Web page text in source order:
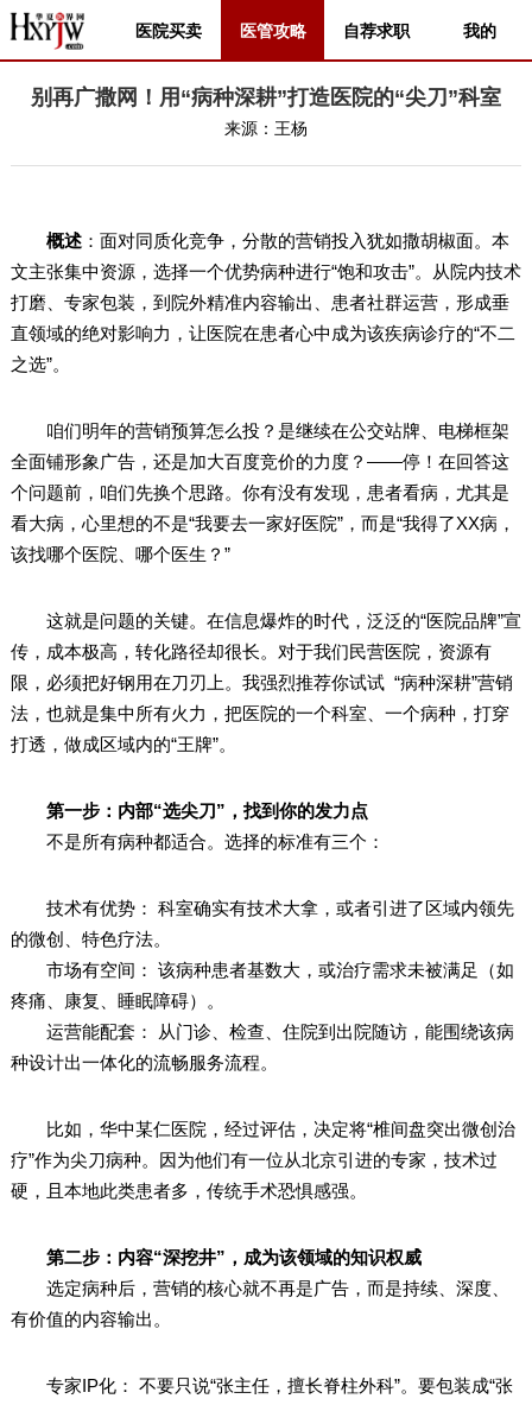
医院买卖 医管攻略 自荐求职 我的
别再广撒网！用“病种深耕”打造医院的“尖刀”科室
来源： 王杨
概述：面对同质化竞争，分散的营销投入犹如撒胡椒面。本
文主张集中资源，选择一个优势病种进行“饱和攻击”。从院内技术
打磨、专家包装，到院外精准内容输出、患者社群运营，形成垂
直领域的绝对影响力，让医院在患者心中成为该疾病诊疗的“不二
之选”。
咱们明年的营销预算怎么投？是继续在公交站牌、电梯框架
全面铺形象广告，还是加大百度竞价的力度？——停！在回答这
个问题前，咱们先换个思路。你有没有发现，患者看病，尤其是
看大病，心里想的不是“我要去一家好医院”，而是“我得了XX病，
该找哪个医院、哪个医生？”
这就是问题的关键。在信息爆炸的时代，泛泛的“医院品牌”宣
传，成本极高，转化路径却很长。对于我们民营医院，资源有
限，必须把好钢用在刀刃上。我强烈推荐你试试 “病种深耕”营销
法，也就是集中所有火力，把医院的一个科室、一个病种，打穿
打透，做成区域内的“王牌”。
第一步：内部“选尖刀”，找到你的发力点
不是所有病种都适合。选择的标准有三个：
技术有优势： 科室确实有技术大拿，或者引进了区域内领先
的微创、特色疗法。
市场有空间： 该病种患者基数大，或治疗需求未被满足（如
疼痛、康复、睡眠障碍）。
运营能配套： 从门诊、检查、住院到出院随访，能围绕该病
种设计出一体化的流畅服务流程。
比如，华中某仁医院，经过评估，决定将“椎间盘突出微创治
疗”作为尖刀病种。因为他们有一位从北京引进的专家，技术过
硬，且本地此类患者多，传统手术恐惧感强。
第二步：内容“深挖井”，成为该领域的知识权威
选定病种后，营销的核心就不再是广告，而是持续、深度、
有价值的内容输出。
专家IP化： 不要只说“张主任，擅长脊柱外科”。要包装成“张